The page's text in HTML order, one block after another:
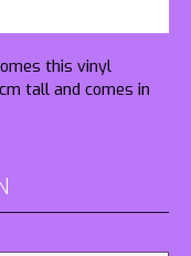
this vinyl
tall and comes in